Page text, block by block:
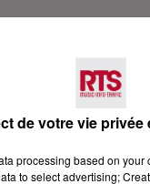
de votre vie
processing based on
to select advertising;